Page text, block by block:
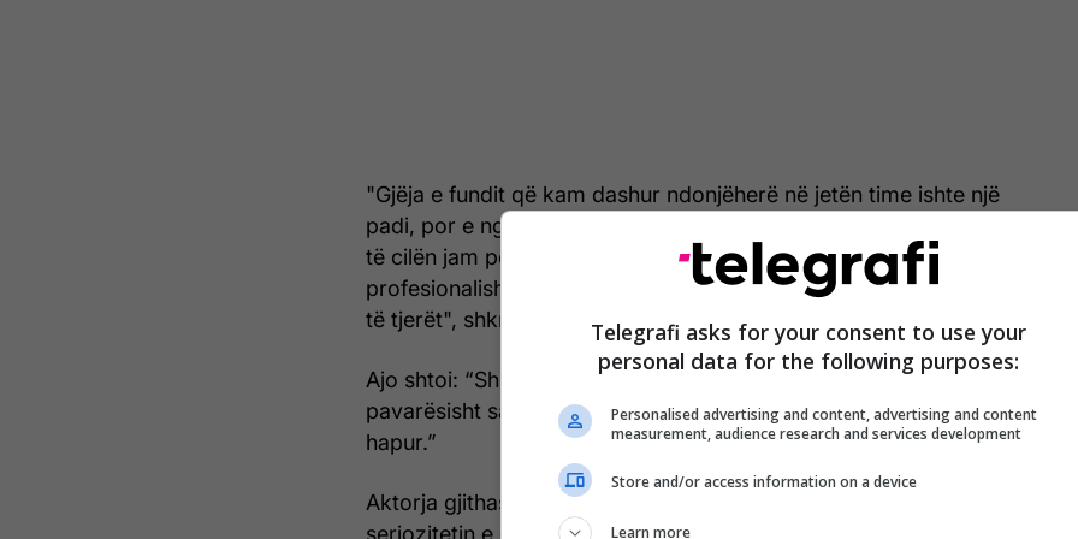
"Gjëja e fundit që kam dashur ndonjëherë në jetën time ishte një
padi, por e ngrita këtë padi për shkak të hakmarrjes së përhapur me
të cilën jam përballur dhe vazhdoj të përballem, pasi privatisht dhe
profesionalisht kam kërkuar një mjedis pune të sigurt për veten dhe
të tjerët", shkroi Lively në Instagram Story më 3 prill.
Ajo shtoi: “Shpresoj që vendimi i gjykatës t’u tregojë të tjerëve se,
pavarësisht sa e dhimbshme është, gjithmonë mund të flasësh
hapur.”
Aktorja gjithashtu paralajmëroi publikun të mos e nënvlerësojë
seriozitetin e dhunës dixhitale nga e cila është prekur.
Telegrafi asks for your consent to use your
personal data for the following purposes:
Personalised advertising and content, advertising and content
measurement, audience research and services development
Store and/or access information on a device
Learn more